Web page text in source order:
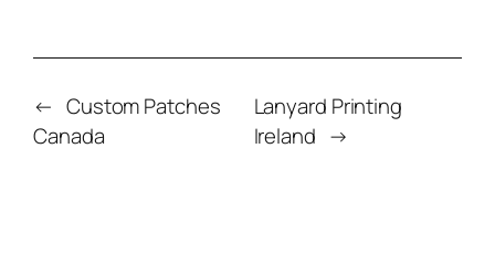
← Custom Patches
Canada
Lanyard Printing
Ireland →